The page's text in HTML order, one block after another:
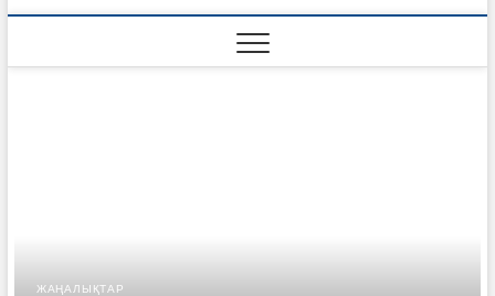
ЖАҢАЛЫҚТАР